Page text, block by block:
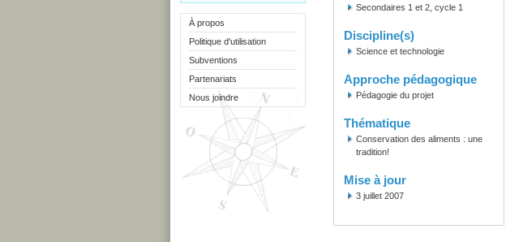
À propos
Politique d'utilisation
Subventions
Partenariats
Nous joindre
Secondaires 1 et 2, cycle 1
Discipline(s)
Science et technologie
Approche pédagogique
Pédagogie du projet
Thématique
Conservation des aliments : une
tradition!
Mise à jour
3 juillet 2007